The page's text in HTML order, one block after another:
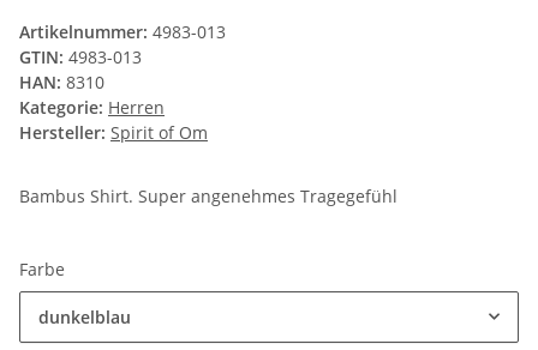
Artikelnummer: 4983-013
GTIN: 4983-013
HAN: 8310
Kategorie: Herren
Hersteller: Spirit of Om
Bambus Shirt. Super angenehmes Tragegefühl
Farbe
dunkelblau